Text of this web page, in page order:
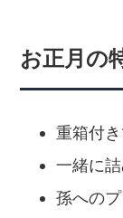
お正月の
重箱付
一緒に詰
孫への